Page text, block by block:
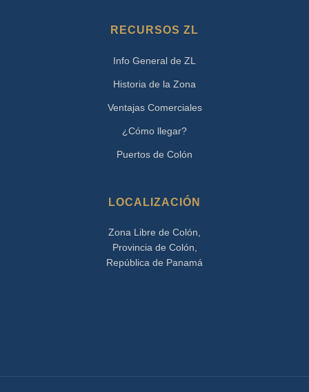
RECURSOS ZL
Info General de ZL
Historia de la Zona
Ventajas Comerciales
¿Cómo llegar?
Puertos de Colón
LOCALIZACIÓN
Zona Libre de Colón,
Provincia de Colón,
República de Panamá